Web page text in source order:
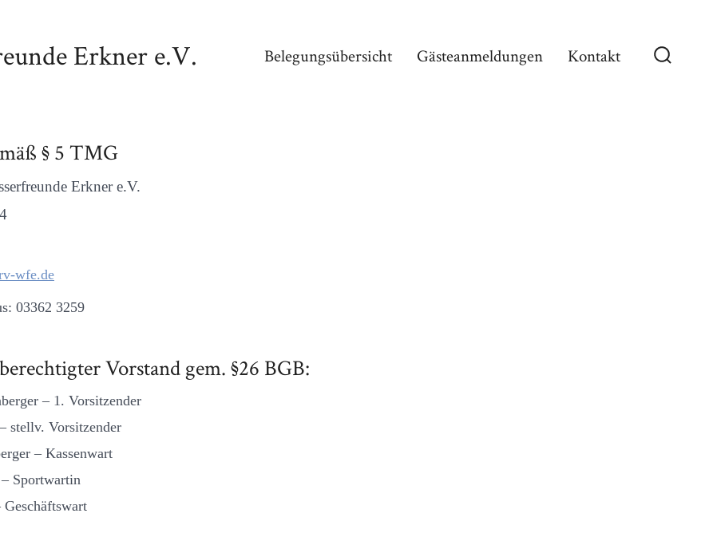
Erkner e.V. Belegungsübersicht Gästeanmeldungen Kontakt
§ 5 TMG
Erkner e.V.
wfe.de
03362 3259
Vorstand gem. §26 BGB:
– 1. Vorsitzender
stellv. Vorsitzender
– Kassenwart
Sportwartin